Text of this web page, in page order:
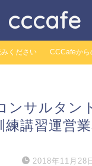
cccafe
ください CCCafeから
ンサルタン
練講習運営
2018年11月28